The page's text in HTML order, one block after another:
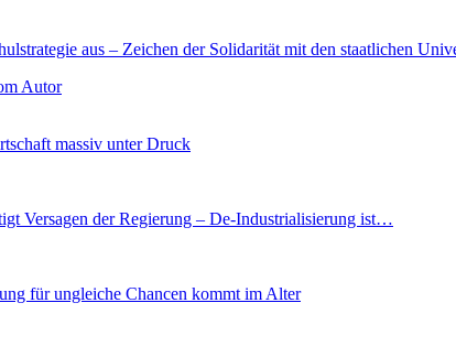
aus – Zeichen der Solidarität mit den staatlichen
Autor
massiv unter Druck
Versagen der Regierung – De-Industrialisierung ist…
für ungleiche Chancen kommt im Alter